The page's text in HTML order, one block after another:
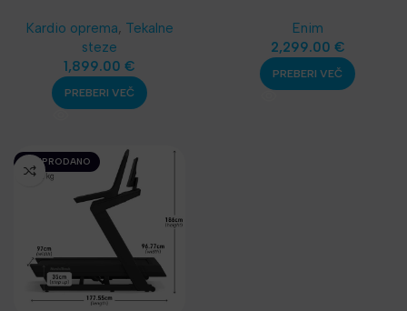
Kardio oprema, Tekalne
steze
1,899.00 €
PREBERI VEČ
Enim
2,299.00 €
PREBERI VEČ
RAZPRODANO